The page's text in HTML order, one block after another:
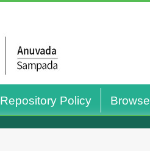
Repository Policy Browse